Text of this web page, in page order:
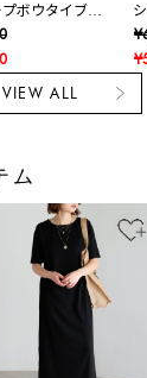
プボウタイブラ
VIEW ALL
ム